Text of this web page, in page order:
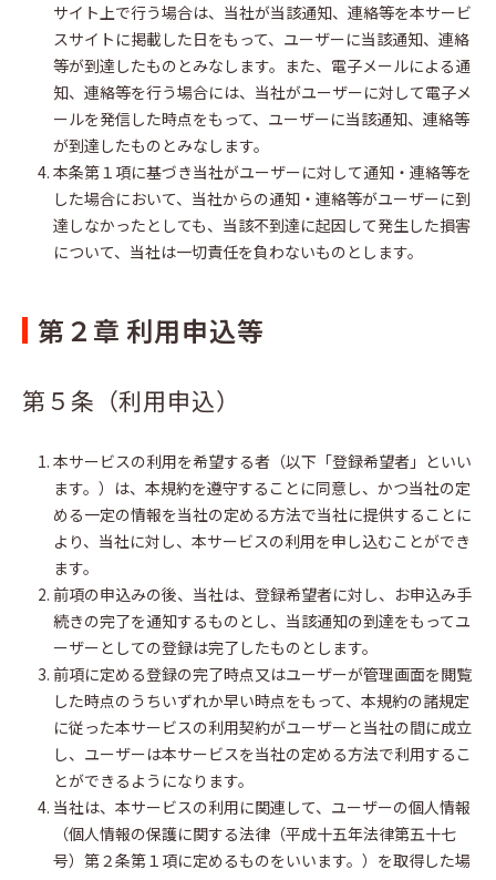
サイト上で行う場合は、当社が当該通知、連絡等を本サービ
スサイトに掲載した日をもって、ユーザーに当該通知、連絡
等が到達したものとみなします。また、電子メールによる通
知、連絡等を行う場合には、当社がユーザーに対して電子メ
ールを発信した時点をもって、ユーザーに当該通知、連絡等
が到達したものとみなします。
本条第１項に基づき当社がユーザーに対して通知・連絡等を
した場合において、当社からの通知・連絡等がユーザーに到
達しなかったとしても、当該不到達に起因して発生した損害
について、当社は一切責任を負わないものとします。
第２章 利用申込等
第５条（利用申込）
本サービスの利用を希望する者（以下「登録希望者」といい
ます。）は、本規約を遵守することに同意し、かつ当社の定
める一定の情報を当社の定める方法で当社に提供することに
より、当社に対し、本サービスの利用を申し込むことができ
ます。
前項の申込みの後、当社は、登録希望者に対し、お申込み手
続きの完了を通知するものとし、当該通知の到達をもってユ
ーザーとしての登録は完了したものとします。
前項に定める登録の完了時点又はユーザーが管理画面を閲覧
した時点のうちいずれか早い時点をもって、本規約の諸規定
に従った本サービスの利用契約がユーザーと当社の間に成立
し、ユーザーは本サービスを当社の定める方法で利用するこ
とができるようになります。
当社は、本サービスの利用に関連して、ユーザーの個人情報
（個人情報の保護に関する法律（平成十五年法律第五十七
号）第２条第１項に定めるものをいいます。）を取得した場